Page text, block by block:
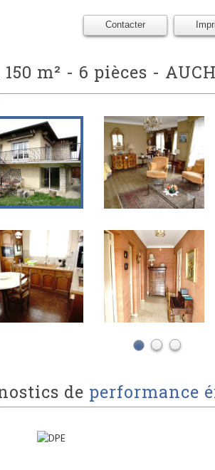
Contacter
150 m² - 6 pièces - AUCH
de performance